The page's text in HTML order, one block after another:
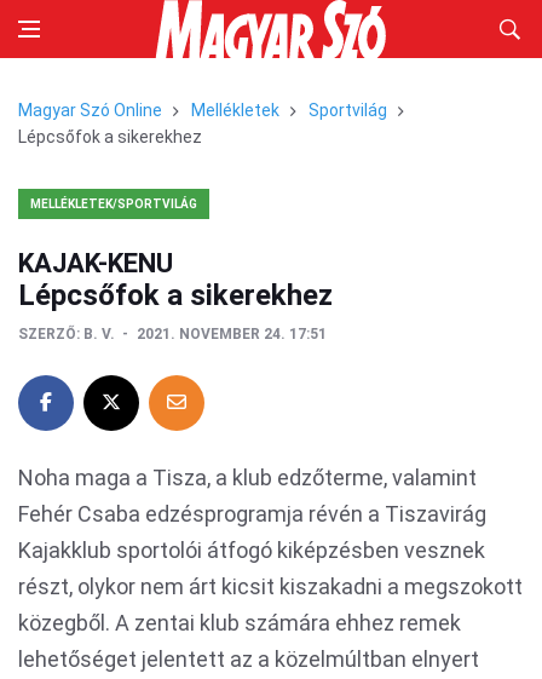
Magyar Szó Online Mellékletek
Sportvilág
Lépcsőfok a sikerekhez
MELLÉKLETEK/SPORTVILÁG
KAJAK-KENU
Lépcsőfok a sikerekhez
SZERZŐ: B. V. 2021. NOVEMBER 24. 17:51
Noha maga a Tisza, a klub edzőterme, valamint
Fehér Csaba edzésprogramja révén a Tiszavirág
Kajakklub sportolói átfogó kiképzésben vesznek
részt, olykor nem árt kicsit kiszakadni a megszokott
közegből. A zentai klub számára ehhez remek
lehetőséget jelentett az a közelmúltban elnyert